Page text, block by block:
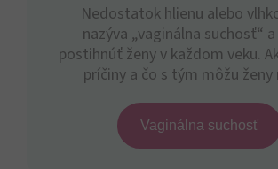
Nedostatok hlienu alebo
nazýva „vaginálna suchosť“
postihnúť ženy v každom veku.
príčiny a čo s tým môžu ženy
Vaginálna suchosť